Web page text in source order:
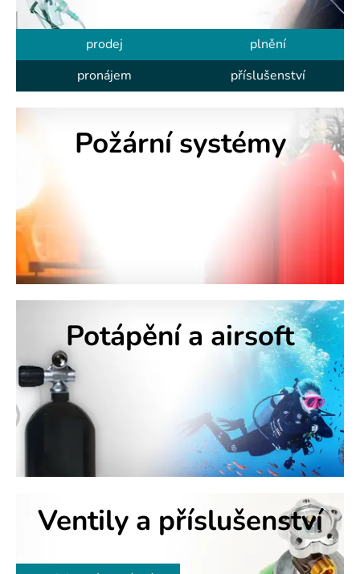
E
a
s
prodej
pronájem
plnění
příslušenství
Požární systémy
Potápění a airsoft
Ventily a příslušenství